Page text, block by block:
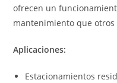
ofrecen un
mantenimiento que otros
Aplicaciones:
Estacionamientos